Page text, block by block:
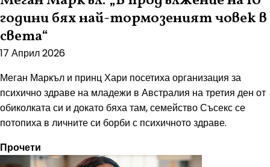
години бях най-тормозеният човек в
света“
17 Април 2026
Меган Маркъл и принц Хари посетиха организация за
психично здраве на младежи в Австралия на третия ден от
обиколката си и докато бяха там, семейство Съсекс се
потопиха в личните си борби с психичното здраве.
Прочети